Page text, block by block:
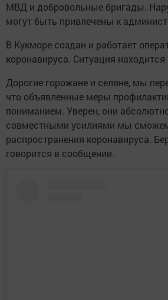
МВД и добровольные бригады.
могут быть привлечены к
В Кукморе создан и работает
коронавируса. Ситуация
Дорогие горожане и селяне, мы
что объявленные меры
пониманием. Уверен, они
совместными усилиями мы сможем
распространения коронавируса.
говорится в сообщении.